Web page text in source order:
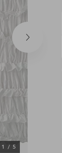
Volgend
1/ 5